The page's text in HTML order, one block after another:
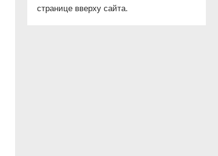
странице вверху сайта.